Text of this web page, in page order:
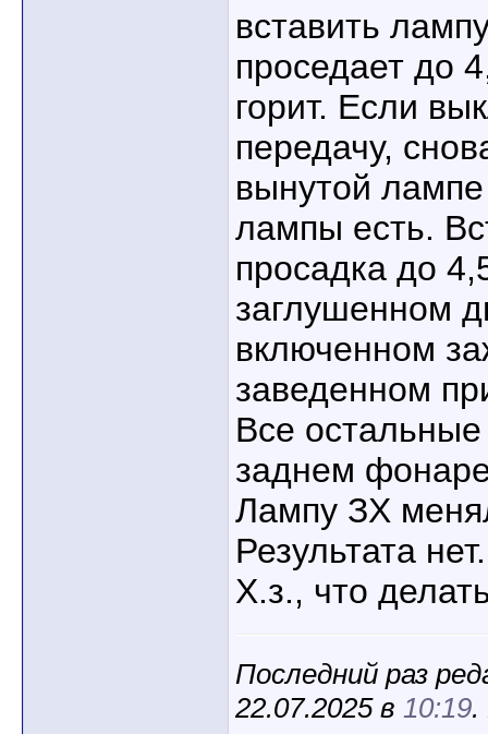
вставить
проседает до
горит. Если
передачу,
вынутой
лампы есть.
просадка до
заглушенном
включенном
заведенном
Все
заднем
Лампу ЗХ
Результата нет.
Х.з., что
Последний раз
22.07.2025 в 10:19.